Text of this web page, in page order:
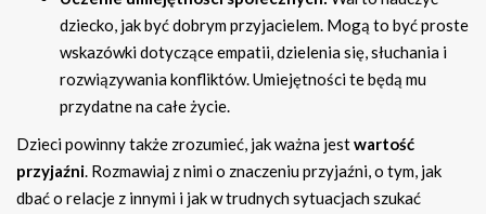
dziecko, jak być dobrym przyjacielem. Mogą to być proste
wskazówki dotyczące empatii, dzielenia się, słuchania i
rozwiązywania konfliktów. Umiejętności te będą mu
przydatne na całe życie.
Dzieci powinny także zrozumieć, jak ważna jestwartość
przyjaźni. Rozmawiaj z nimi o znaczeniu przyjaźni, o tym, jak
dbać o relacje z innymi i jak w trudnych sytuacjach szukać